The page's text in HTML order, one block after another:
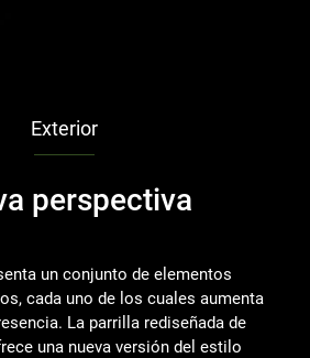
Exterior
perspectiva
un conjunto de elementos
cada uno de los cuales aumenta
La parrilla rediseñada de
una nueva versión del estilo